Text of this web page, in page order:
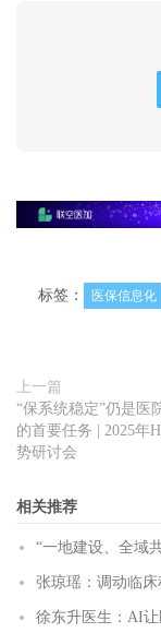
标签： 医保信息化
上一篇
“保系统稳定”仍是医
的首要任务 | 2025年
势研讨会
相关推荐
“一地建设、全域
张琼瑶：调动临
徐东升医生：AI